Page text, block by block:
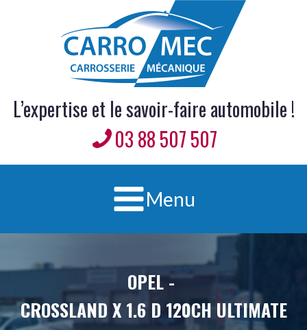
L’expertise et le savoir-faire automobile !
03 88 507 507
Menu
OPEL-
CROSSLAND X 1.6 D 120CH ULTIMATE